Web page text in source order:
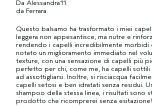
Da Alessandra11
da Ferrara
Questo balsamo ha trasformato i miei
leggera non appesantisce, ma nutre e
rendendo i capelli incredibilmente morbidi
notato un miglioramento immediato nel
texture, con una sensazione di capelli più
perfetto per chi, come me, ha capelli
ad assottigliarsi. Inoltre, si risciacqua
capelli setosi e ben idratati senza residui.
shampoo della stessa linea, i risultati sono
prodotto che ricomprerei senza esitazione!